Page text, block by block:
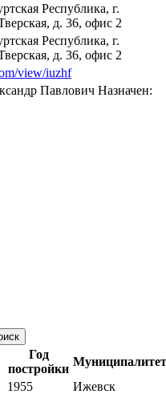
Республика, г.
д. 36, офис 2
Республика, г.
д. 36, офис 2
view/iuzhf
Павлович Назначен:
Год
постройки
Муниципалитет
1955
Ижевск